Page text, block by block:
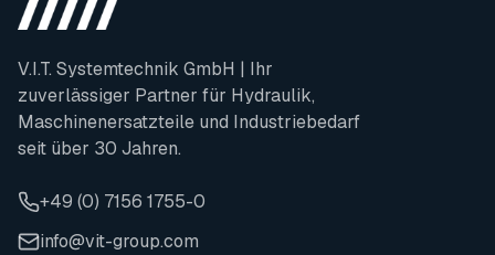
V.I.T. Systemtechnik GmbH | Ihr
zuverlässiger Partner für Hydraulik,
Maschinenersatzteile und Industriebedarf
seit über 30 Jahren.
+49 (0) 7156 1755-0
info@vit-group.com